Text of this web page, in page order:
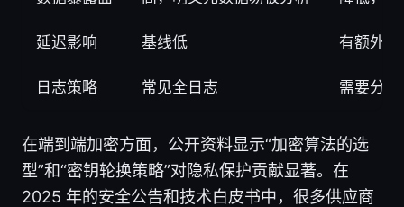
延迟影响 基线低 有额外
日志策略 常见全日志 需要分
在端到端加密方面，公开资料显示“加密算法的选
型”和“密钥轮换策略”对隐私保护贡献显著。在
2025 年的安全公告和技术白皮书中，很多供应商